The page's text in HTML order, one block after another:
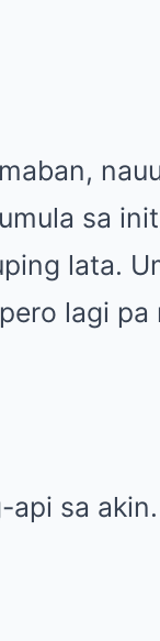
sa
lata.
lagi
api sa akin.